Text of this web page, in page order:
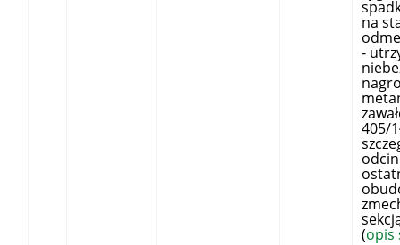
na
-
405/
(opis